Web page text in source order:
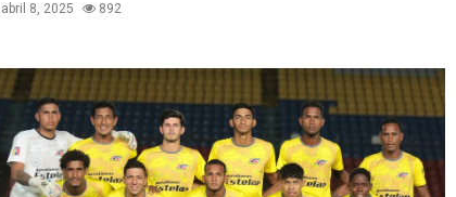
abril 8, 2025 892